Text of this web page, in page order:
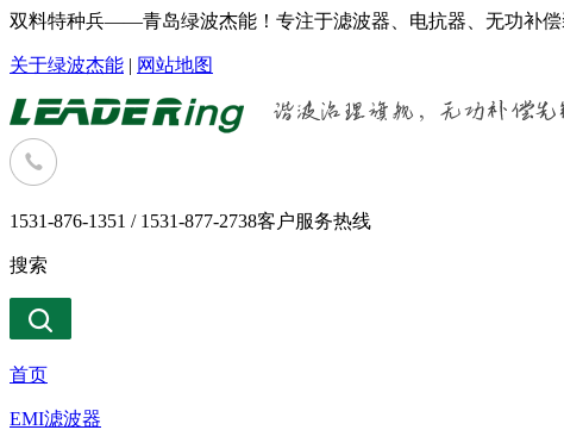
双料特种兵——青岛绿波杰能！专注于滤波器、电抗器、无功补偿
关于绿波杰能 | 网站地图
1531-876-1351 / 1531-877-2738客户服务热线
搜索
首页
EMI滤波器